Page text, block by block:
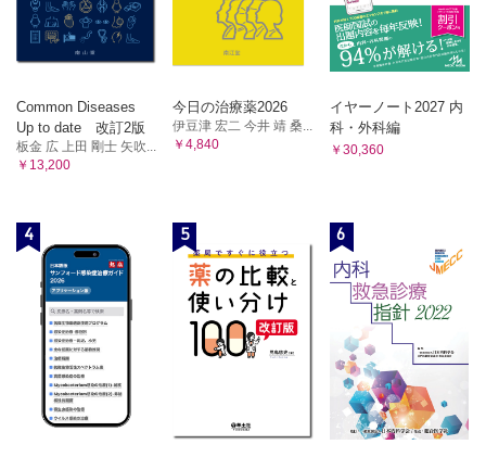
Common Diseases
Up to date 改訂2版
板金 広 上田 剛士 矢吹...
￥13,200
今日の治療薬2026
伊豆津 宏二 今井 靖 桑...
￥4,840
イヤーノート2027 内
科・外科編
￥30,360
4 5 6